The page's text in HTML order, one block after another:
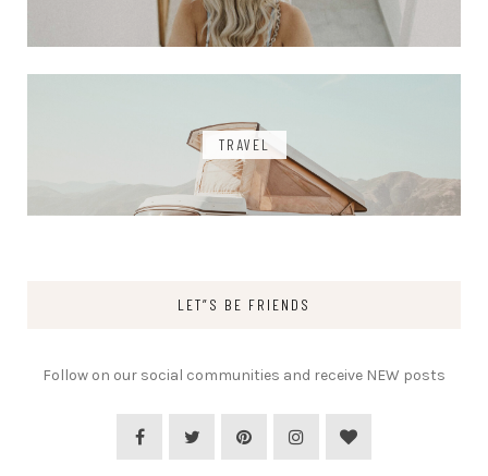
TRAVEL
LET”S BE FRIENDS
Follow on our social communities and receive NEW posts